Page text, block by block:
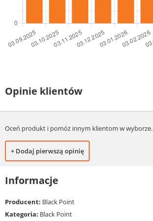
Opinie klientów
Oceń produkt i pomóż innym klientom w wyborze.
+ Dodaj pierwszą opinię
Informacje
Producent: Black Point
Kategoria: Black Point